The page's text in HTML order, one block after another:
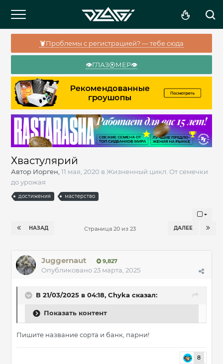
🦞Проблемы с регистрацией? — тебе сюда
👁️ГЛАЗ⦿МЕР👁️
Хвастулярий
Автор Иорген, 11 мая, 2020 в Жизненный цикл. От семечки
до урожая
достижения мастерство
НАЗАД ДАЛЕЕ
Страница 20 из 23
Juggernaut 9,827
Опубликовано23 марта, 2025
В 21/03/2025 в 04:18, Chyka сказал:
Показать контент
Пишите название сорта и банк, парни!
8